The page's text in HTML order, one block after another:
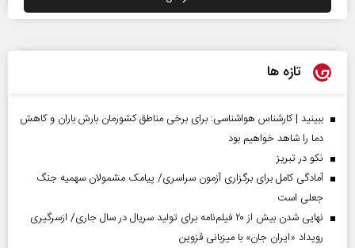
تازه ها
ببینید | کارشناس هواشناسی: برای برخی مناطق کشورمان بارش باران و کاهش
دما را شاهد خواهیم بود
نکو در تبریز
آمادگی کامل برای برگزاری آزمون سراسری/ پیامک مشمولان سهمیه جنگ
جعلی است
نهایی شدن بیش از ۲۰ فیلم‌نامه برای تولید سریال در سال جاری/ ازسرگیری
رویداد «ایران جان» با میزبانی قزوین